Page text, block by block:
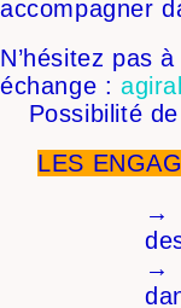
accompagner
N’hésitez pas
échange :
Possibilité
LES
→
→